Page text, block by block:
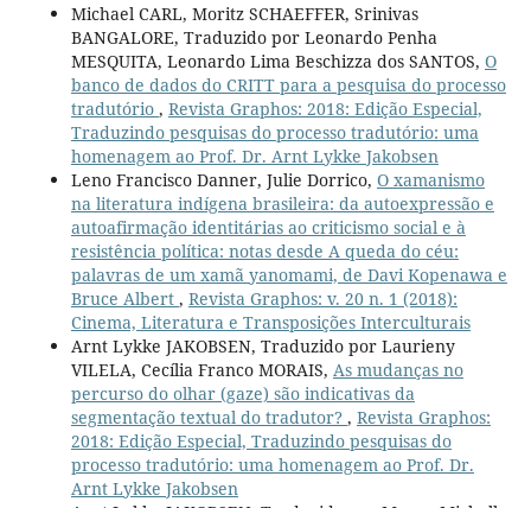
Michael CARL, Moritz SCHAEFFER, Srinivas
BANGALORE, Traduzido por Leonardo Penha
MESQUITA, Leonardo Lima Beschizza dos SANTOS, O
banco de dados do CRITT para a pesquisa do processo
tradutório , Revista Graphos: 2018: Edição Especial,
Traduzindo pesquisas do processo tradutório: uma
homenagem ao Prof. Dr. Arnt Lykke Jakobsen
Leno Francisco Danner, Julie Dorrico, O xamanismo
na literatura indígena brasileira: da autoexpressão e
autoafirmação identitárias ao criticismo social e à
resistência política: notas desde A queda do céu:
palavras de um xamã yanomami, de Davi Kopenawa e
Bruce Albert , Revista Graphos: v. 20 n. 1 (2018):
Cinema, Literatura e Transposições Interculturais
Arnt Lykke JAKOBSEN, Traduzido por Laurieny
VILELA, Cecília Franco MORAIS, As mudanças no
percurso do olhar (gaze) são indicativas da
segmentação textual do tradutor? , Revista Graphos:
2018: Edição Especial, Traduzindo pesquisas do
processo tradutório: uma homenagem ao Prof. Dr.
Arnt Lykke Jakobsen